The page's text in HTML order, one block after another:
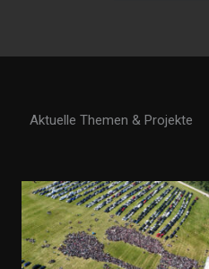
Aktuelle Themen & Projekte